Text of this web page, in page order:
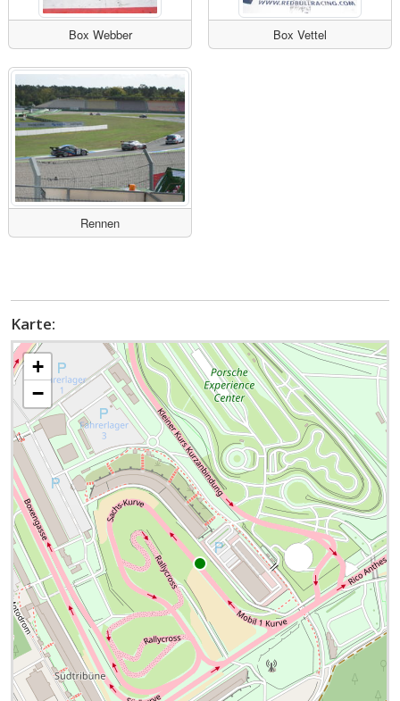
Box Webber Box Vettel
Rennen
Karte:
+
−